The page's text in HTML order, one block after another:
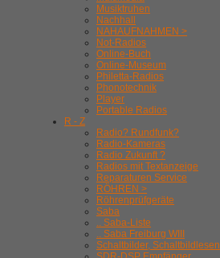
Musiktruhen
Nachhall
NAHAUFNAHMEN >
Not-Radios
Online-Buch
Online-Museum
Philetta-Radios
Phonotechnik
Player
Portable Radios
R - Z
Radio? Rundfunk?
Radio-Kameras
Radio Zukunft ?
Radios mit Textanzeige
Reparaturen Service
RÖHREN >
Röhrenprüfgeräte
Saba
.. Saba-Liste
.. Saba Freiburg WIII
Schaltbilder, Schaltbildlesen